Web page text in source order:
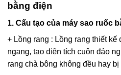
bằng điện
1. Cấu tạo của máy sao ruốc
+ Lồng rang : Lồng rang thiết kế
ngang, tạo diện tích cuộn đảo
rang chà bông không đều hay bị